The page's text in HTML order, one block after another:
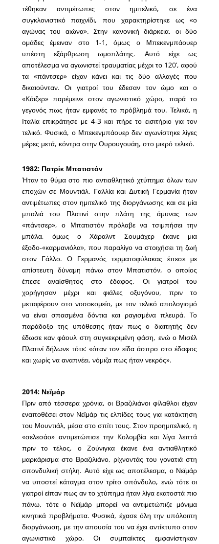
τέθηκαν αντιμέτωπες στον ημιτελικό, σε ένα
συγκλονιστικό παιχνίδι, που χαρακτηρίστηκε ως «ο
αγώνας του αιώνα». Στην κανονική διάρκεια, οι δύο
ομάδες έμειναν στο 1-1, όμως ο Μπεκενμπάουερ
υπέστη εξάρθρωση ωμοπλάτης. Αυτό είχε ως
αποτέλεσμα να αγωνιστεί τραυματίας μέχρι το 120’, αφού
τα «πάντσερ» είχαν κάνει και τις δύο αλλαγές που
δικαιούνταν. Οι γιατροί του έδεσαν τον ώμο και ο
«Κάιζερ» παρέμεινε στον αγωνιστικό χώρο, παρά το
γεγονός πως ήταν εμφανές το πρόβλημά του. Τελικά, η
Ιταλία επικράτησε με 4-3 και πήρε το εισιτήριο για τον
τελικό. Φυσικά, ο Μπεκενμπάουερ δεν αγωνίστηκε λίγες
μέρες μετά, κόντρα στην Ουρουγουάη, στο μικρό τελικό.
1982: Πατρίκ Μπατιστόν
Ήταν το θύμα στο πιο αντιαθλητικό χτύπημα όλων των
εποχών σε Μουντιάλ. Γαλλία και Δυτική Γερμανία ήταν
αντιμέτωπες στον ημιτελικό της διοργάνωσης και σε μία
μπαλιά του Πλατινί στην πλάτη της άμυνας των
«πάντσερ», ο Μπατιστόν πρόλαβε να τσιμπήσει την
μπάλα, όμως ο Χάραλντ Σουμάχερ έκανε μια
έξοδο-«καρμανιόλα», που παραλίγο να στοιχήσει τη ζωή
στον Γάλλο. Ο Γερμανός τερματοφύλακας έπεσε με
απίστευτη δύναμη πάνω στον Μπατιστόν, ο οποίος
έπεσε αναίσθητος στο έδαφος. Οι γιατροί του
χορήγησαν μέχρι και φιάλες οξυγόνου, πριν το
μεταφέρουν στο νοσοκομείο, με τον τελικό απολογισμό
να είναι σπασμένα δόντια και ραγισμένα πλευρά. Το
παράδοξο της υπόθεσης ήταν πως ο διαιτητής δεν
έδωσε καν φάουλ στη συγκεκριμένη φάση, ενώ ο Μισέλ
Πλατινί δήλωνε τότε: «όταν τον είδα άσπρο στο έδαφος
και χωρίς να αναπνέει, νόμιζα πως ήταν νεκρός».
2014: Νεϊμάρ
Πριν από τέσσερα χρόνια, οι Βραζιλιάνοι φίλαθλοι είχαν
εναποθέσει στον Νεϊμάρ τις ελπίδες τους για κατάκτηση
του Μουντιάλ, μέσα στο σπίτι τους. Στον προημιτελικό, η
«σελεσάο» αντιμετώπισε την Κολομβία και λίγα λεπτά
πριν το τέλος, ο Ζούνιγκα έκανε ένα αντιαθλητικό
μαρκάρισμα στο Βραζιλιάνο, ρίχνοντάς του γονατιά στη
σπονδυλική στήλη. Αυτό είχε ως αποτέλεσμα, ο Νεϊμάρ
να υποστεί κάταγμα στον τρίτο σπόνδυλο, ενώ τότε οι
γιατροί είπαν πως αν το χτύπημα ήταν λίγα εκατοστά πιο
πάνω, τότε ο Νεϊμάρ μπορεί να αντιμετώπιζε μόνιμα
κινητικά προβλήματα. Φυσικά, έχασε όλη την υπόλοιπη
διοργάνωση, με την απουσία του να έχει αντίκτυπο στον
αγωνιστικό χώρο. Οι συμπαίκτες εμφανίστηκαν